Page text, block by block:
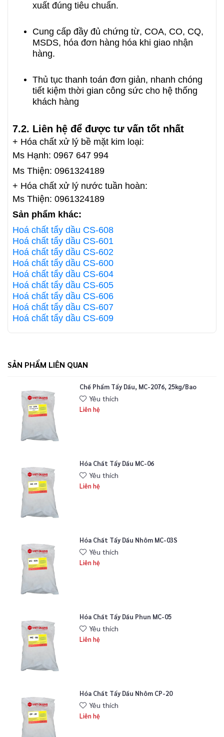
xuất đúng tiêu chuẩn.
Cung cấp đầy đủ chứng từ, COA, CO, CQ,
MSDS, hóa đơn hàng hóa khi giao nhận
hàng.
Thủ tục thanh toán đơn giản, nhanh chóng
tiết kiệm thời gian công sức cho hệ thống
khách hàng
7.2. Liên hệ để được tư vấn tốt nhất
+ Hóa chất xử lý bề mặt kim loại:
Ms Hạnh: 0967 647 994
Ms Thiện: 0961324189
+ Hóa chất xử lý nước tuần hoàn:
Ms Thiện: 0961324189
Sản phẩm khác:
Hoá chất tẩy dầu CS-608
Hoá chất tẩy dầu CS-601
Hoá chất tẩy dầu CS-602
Hoá chất tẩy dầu CS-600
Hoá chất tẩy dầu CS-604
Hoá chất tẩy dầu CS-605
Hoá chất tẩy dầu CS-606
Hoá chất tẩy dầu CS-607
Hoá chất tẩy dầu CS-609
SẢN PHẨM LIÊN QUAN
Chế Phẩm Tẩy Dầu, MC-2076, 25kg/bao
Yêu thích
Liên hệ
Hóa Chất Tẩy Dầu MC-06
Yêu thích
Liên hệ
Hóa Chất Tẩy Dầu Nhôm MC-03S
Yêu thích
Liên hệ
Hóa Chất Tẩy Dầu Phun MC-05
Yêu thích
Liên hệ
Hóa Chất Tẩy Dầu Nhôm CP-20
Yêu thích
Liên hệ